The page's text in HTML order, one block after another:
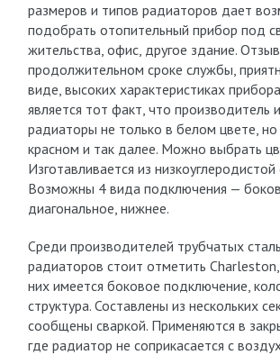
размеров и типов радиаторов дает
подобрать отопительный прибор под
жительства, офис, другое здание.
продолжительном сроке службы,
виде, высоких характеристиках
является тот факт, что производитель
радиаторы не только в белом цвете,
красном и так далее. Можно выбрать
Изготавливается из низкоуглеродистой
Возможны 4 вида подключения —
диагональное, нижнее.
Среди производителей трубчатых
радиаторов стоит отметить Charleston,
них имеется боковое подключение,
структура. Составлены из нескольких
сообщены сваркой. Применяются в
где радиатор не соприкасается с